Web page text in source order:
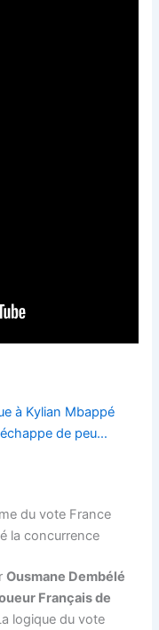
à Kylian Mbappé
de peu…
du vote France
la concurrence
Ousmane Dembélé
Français de
logique du vote